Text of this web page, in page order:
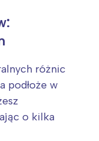
różnic
podłoże w
o kilka